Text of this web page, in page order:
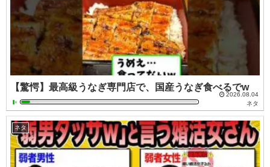
【驚愕】最高級うなぎ専門店で、国産うなぎ食べるでw
2026.08.04
ネタ
ネタ